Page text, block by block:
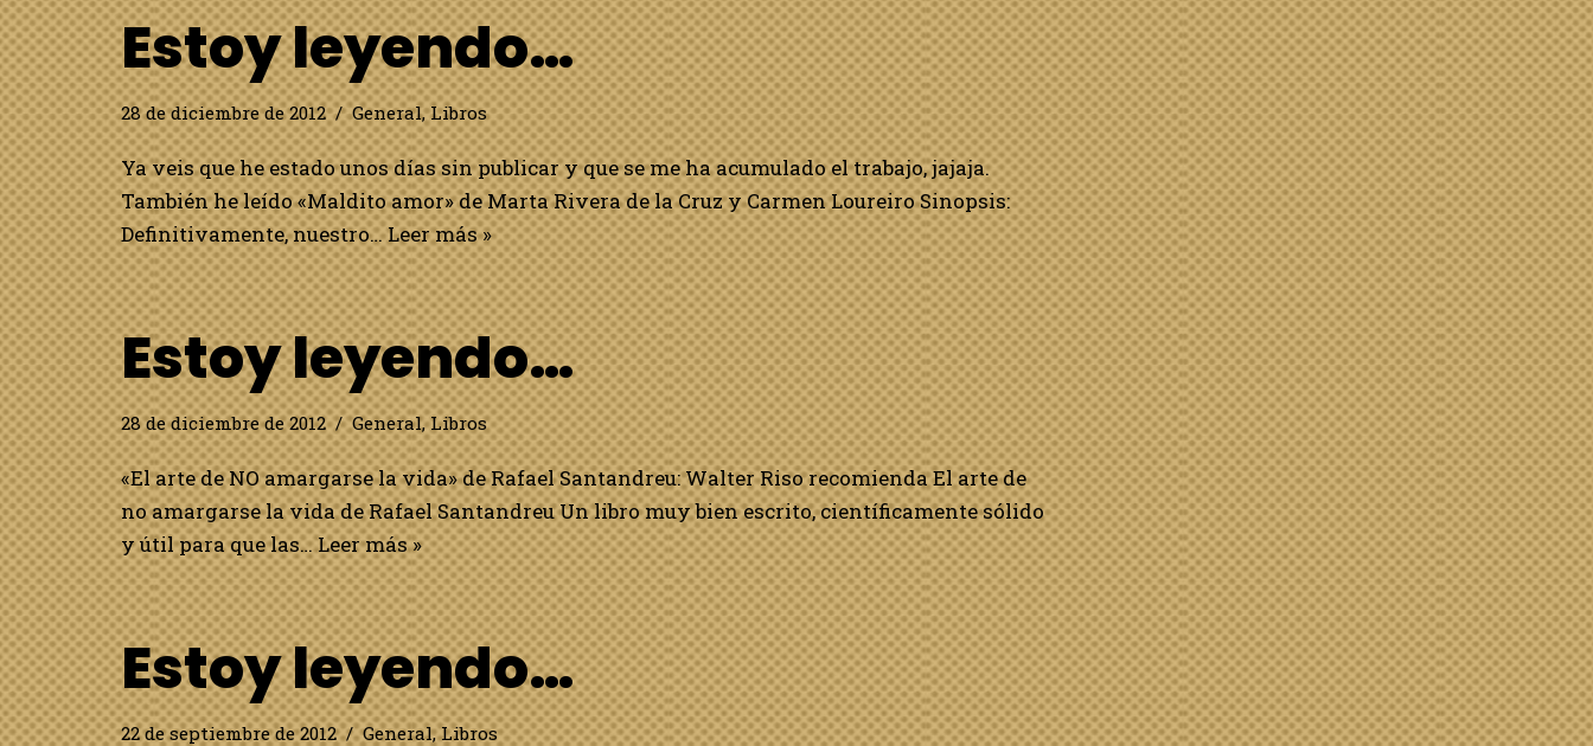
Estoy leyendo…
28 de diciembre de 2012 General,Libros
Ya veis que he estado unos días sin publicar y que se me ha acumulado el trabajo, jajaja.
También he leído «Maldito amor» de Marta Rivera de la Cruz y Carmen Loureiro Sinopsis:
Definitivamente, nuestro…Leer más »
Estoy leyendo…
28 de diciembre de 2012 General,Libros
«El arte de NO amargarse la vida» de Rafael Santandreu: Walter Riso recomienda El arte de
no amargarse la vida de Rafael Santandreu Un libro muy bien escrito, científicamente sólido
y útil para que las…Leer más »
Estoy leyendo…
22 de septiembre de 2012 General,Libros